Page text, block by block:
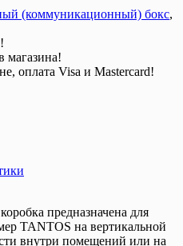
(коммуникационный) бокс,
магазина!
оплата Visa и Mastercard!
предназначена для
TANTOS на вертикальной
внутри помещений или на